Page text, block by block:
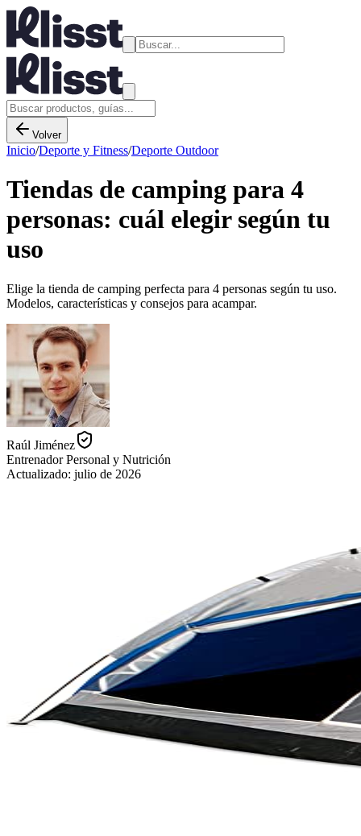
Volver
Inicio/Deporte y Fitness/Deporte Outdoor
Tiendas de camping para 4
personas: cuál elegir según tu
uso
Elige la tienda de camping perfecta para 4 personas según tu uso.
Modelos, características y consejos para acampar.
Raúl Jiménez
Entrenador Personal y Nutrición
Actualizado: julio de 2026